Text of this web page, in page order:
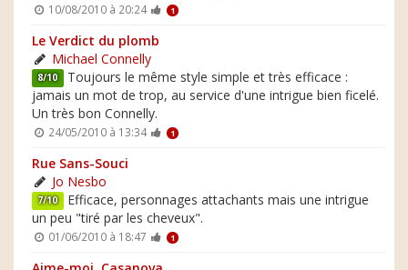
10/08/2010 à 20:24 1
Le Verdict du plomb
Michael Connelly
8/10 Toujours le même style simple et très efficace :
jamais un mot de trop, au service d'une intrigue bien ficelé.
Un très bon Connelly.
24/05/2010 à 13:34 1
Rue Sans-Souci
Jo Nesbo
7/10 Efficace, personnages attachants mais une intrigue
un peu "tiré par les cheveux".
01/06/2010 à 18:47 1